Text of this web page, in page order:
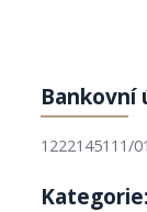
Bankovní
1222145111/
Kategorie: